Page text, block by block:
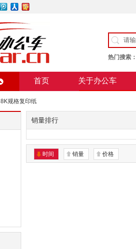
热门搜索
首页 关于办公车
美术用纸
8K规格复印纸
销量排行
时间 销量 价格